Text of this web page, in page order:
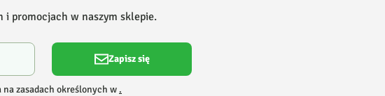
i promocjach w naszym sklepie.
Zapisz się
zasadach określonych w .